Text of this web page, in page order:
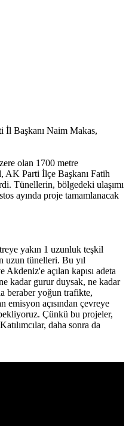
İl Başkanı Naim Makas,
olan 1700 metre
AK Parti İlçe Başkanı Fatih
Tünellerin, bölgedeki ulaşımı
ayında proje tamamlanacak
yakın 1 uzunluk teşkil
uzun tünelleri. Bu yıl
açılan kapısı adeta
kadar gurur duysak, ne kadar
beraber yoğun trafikte,
açısından çevreye
Çünkü bu projeler,
daha sonra da